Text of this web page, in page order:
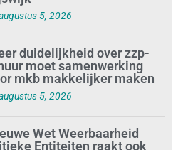
5, 2026
duidelijkheid over zzp-
moet samenwerking
mkb makkelijker maken
5, 2026
Wet Weerbaarheid
Entiteiten raakt ook